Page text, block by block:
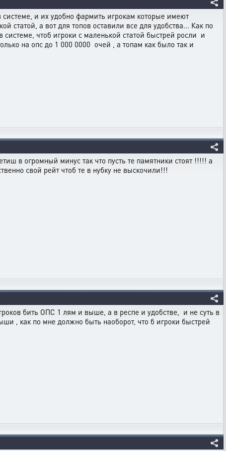
и их удобно фармить игрокам которые имеют
статой, а вот для топов оставили все для удобства... Как по
чтоб игроки с маленькой статой быстрей росли и
на опс до 1 000 0000 очей , а топам как было так и
в огромный минус так что пусть те памятники стоят !!!!! а
свой рейт чтоб те в нубку не выскочили!!!
бить ОПС 1 лям и выше, а в респе и удобстве, и не суть в
, как по мне должно быть наоборот, что б игроки быстрей